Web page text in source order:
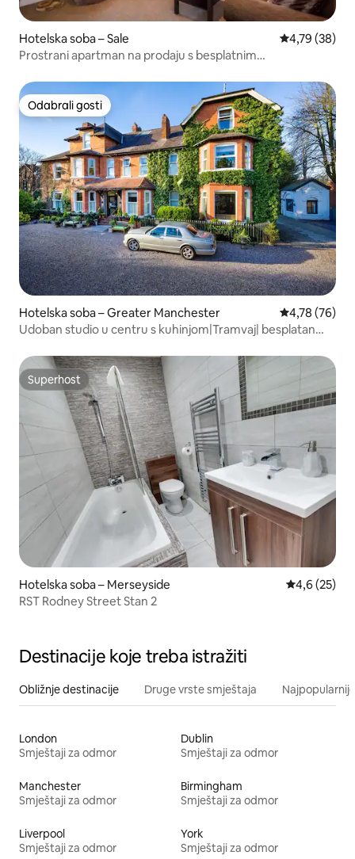
Hotelska soba – Sale Prosječna
4,79 (38)
Prostrani apartman na prodaju s besplatnim
Odabrali gosti
Odabrali gosti
Hotelska soba – Greater Manchester Prosječna
4,78 (76)
Udoban studio u centru s kuhinjom|Tramvaj| besplatan
Superhost
Superhost
Hotelska soba – Merseyside Prosječna
4,6 (25)
RST Rodney Street Stan 2
Destinacije koje treba istražiti
Obližnje destinacije Druge vrste smještaja
London
Smještaji za odmor
Dublin
Smještaji za odmor
Manchester
Smještaji za odmor
Birmingham
Smještaji za odmor
Liverpool
Smještaji za odmor
York
Smještaji za odmor